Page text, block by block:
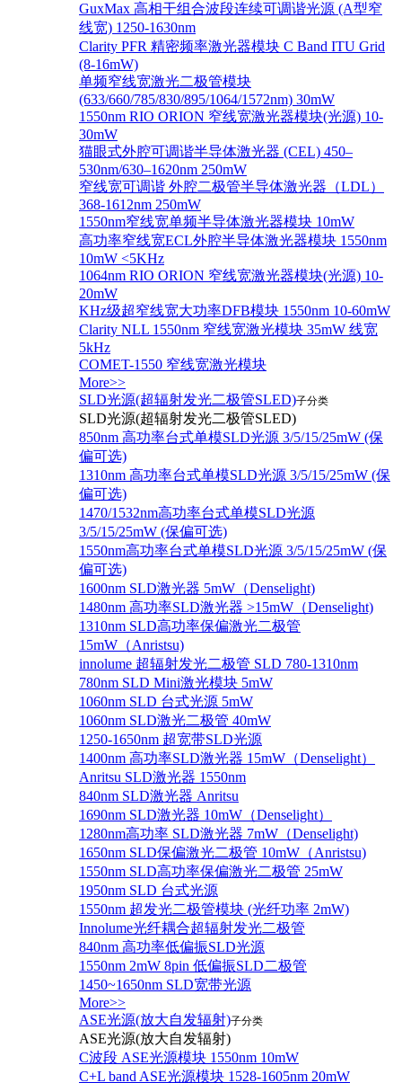
GuxMax 高相干组合波段连续可调谐光源 (A型窄
线宽) 1250-1630nm
Clarity PFR 精密频率激光器模块 C Band ITU Grid
(8-16mW)
单频窄线宽激光二极管模块
(633/660/785/830/895/1064/1572nm) 30mW
1550nm RIO ORION 窄线宽激光器模块(光源) 10-
30mW
猫眼式外腔可调谐半导体激光器 (CEL) 450–
530nm/630–1620nm 250mW
窄线宽可调谐 外腔二极管半导体激光器（LDL）
368-1612nm 250mW
1550nm窄线宽单频半导体激光器模块 10mW
高功率窄线宽ECL外腔半导体激光器模块 1550nm
10mW <5KHz
1064nm RIO ORION 窄线宽激光器模块(光源) 10-
20mW
KHz级超窄线宽大功率DFB模块 1550nm 10-60mW
Clarity NLL 1550nm 窄线宽激光模块 35mW 线宽
5kHz
COMET-1550 窄线宽激光模块
More>>
SLD光源(超辐射发光二极管SLED)子分类
SLD光源(超辐射发光二极管SLED)
850nm 高功率台式单模SLD光源 3/5/15/25mW (保
偏可选)
1310nm 高功率台式单模SLD光源 3/5/15/25mW (保
偏可选)
1470/1532nm高功率台式单模SLD光源
3/5/15/25mW (保偏可选)
1550nm高功率台式单模SLD光源 3/5/15/25mW (保
偏可选)
1600nm SLD激光器 5mW（Denselight)
1480nm 高功率SLD激光器 >15mW（Denselight)
1310nm SLD高功率保偏激光二极管
15mW（Anristsu)
innolume 超辐射发光二极管 SLD 780-1310nm
780nm SLD Mini激光模块 5mW
1060nm SLD 台式光源 5mW
1060nm SLD激光二极管 40mW
1250-1650nm 超宽带SLD光源
1400nm 高功率SLD激光器 15mW（Denselight）
Anritsu SLD激光器 1550nm
840nm SLD激光器 Anritsu
1690nm SLD激光器 10mW（Denselight）
1280nm高功率 SLD激光器 7mW（Denselight)
1650nm SLD保偏激光二极管 10mW（Anristsu)
1550nm SLD高功率保偏激光二极管 25mW
1950nm SLD 台式光源
1550nm 超发光二极管模块 (光纤功率 2mW)
Innolume光纤耦合超辐射发光二极管
840nm 高功率低偏振SLD光源
1550nm 2mW 8pin 低偏振SLD二极管
1450~1650nm SLD宽带光源
More>>
ASE光源(放大自发辐射)子分类
ASE光源(放大自发辐射)
C波段 ASE光源模块 1550nm 10mW
C+L band ASE光源模块 1528-1605nm 20mW